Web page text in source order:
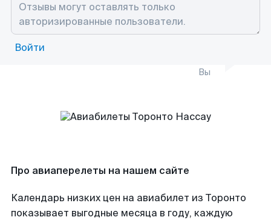
Войти
Вы
Про авиаперелеты на нашем сайте
Календарь низких цен на авиабилет из Торонто
показывает выгодные месяца в году, каждую